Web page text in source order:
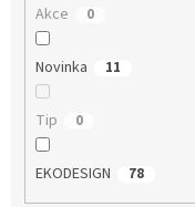
Akce 0
Novinka 11
Tip 0
EKODESIGN 78